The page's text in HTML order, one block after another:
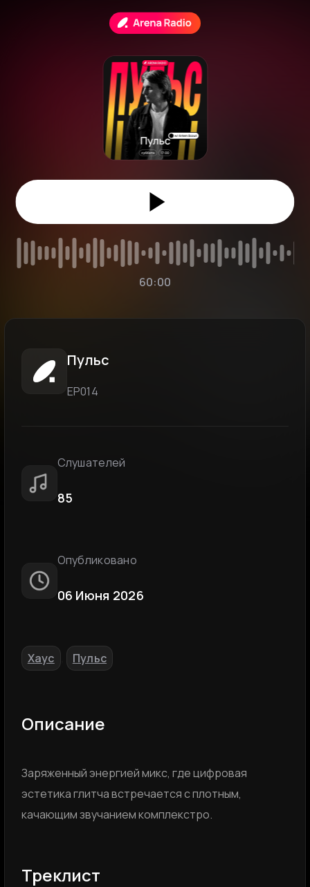
60:00
Пульс
ЕР014
Слушателей
85
Опубликовано
06 Июня 2026
Хаус Пульс
Описание
Заряженный энергией микс, где цифровая
эстетика глитча встречается с плотным,
качающим звучанием комплекстро.
Треклист